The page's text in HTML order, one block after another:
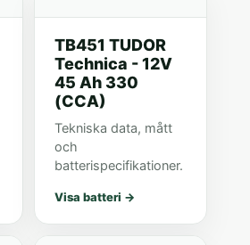
TB451 TUDOR
Technica - 12V
45 Ah 330
(CCA)
Tekniska data, mått
och
batterispecifikationer.
Visa batteri →